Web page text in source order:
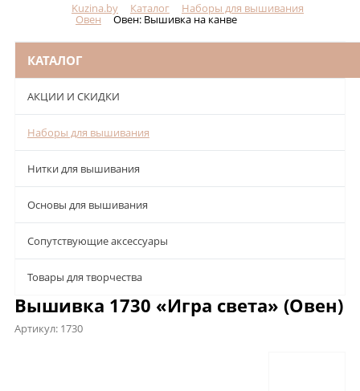
Kuzina.by Каталог Наборы для вышивания
Овен Овен: Вышивка на канве
КАТАЛОГ
АКЦИИ И СКИДКИ
Наборы для вышивания
Нитки для вышивания
Основы для вышивания
Сопутствующие аксессуары
Товары для творчества
Вышивка 1730 «Игра света» (Овен)
Артикул: 1730